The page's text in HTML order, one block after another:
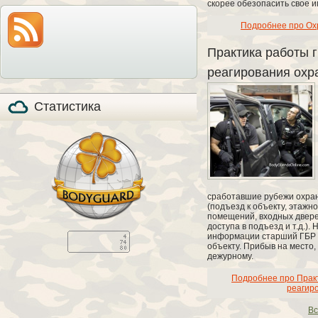
также расскажем все
особенности охоты с
мелкашкой глазами
владельца.
модель по-прежнему
на прилавках и
продолжает
пользоваться
популярностью, в том
числе, и в качестве
обеспечения в
Статистика
скорее обезопасить свое
Подробнее про
Практика работы
реагирования
сработавшие рубежи
(подъезд к объекту,
помещений, входных
доступа в подъезд и
информации старший ГБР
объекту. Прибыв на
дежурному.
Подробнее про